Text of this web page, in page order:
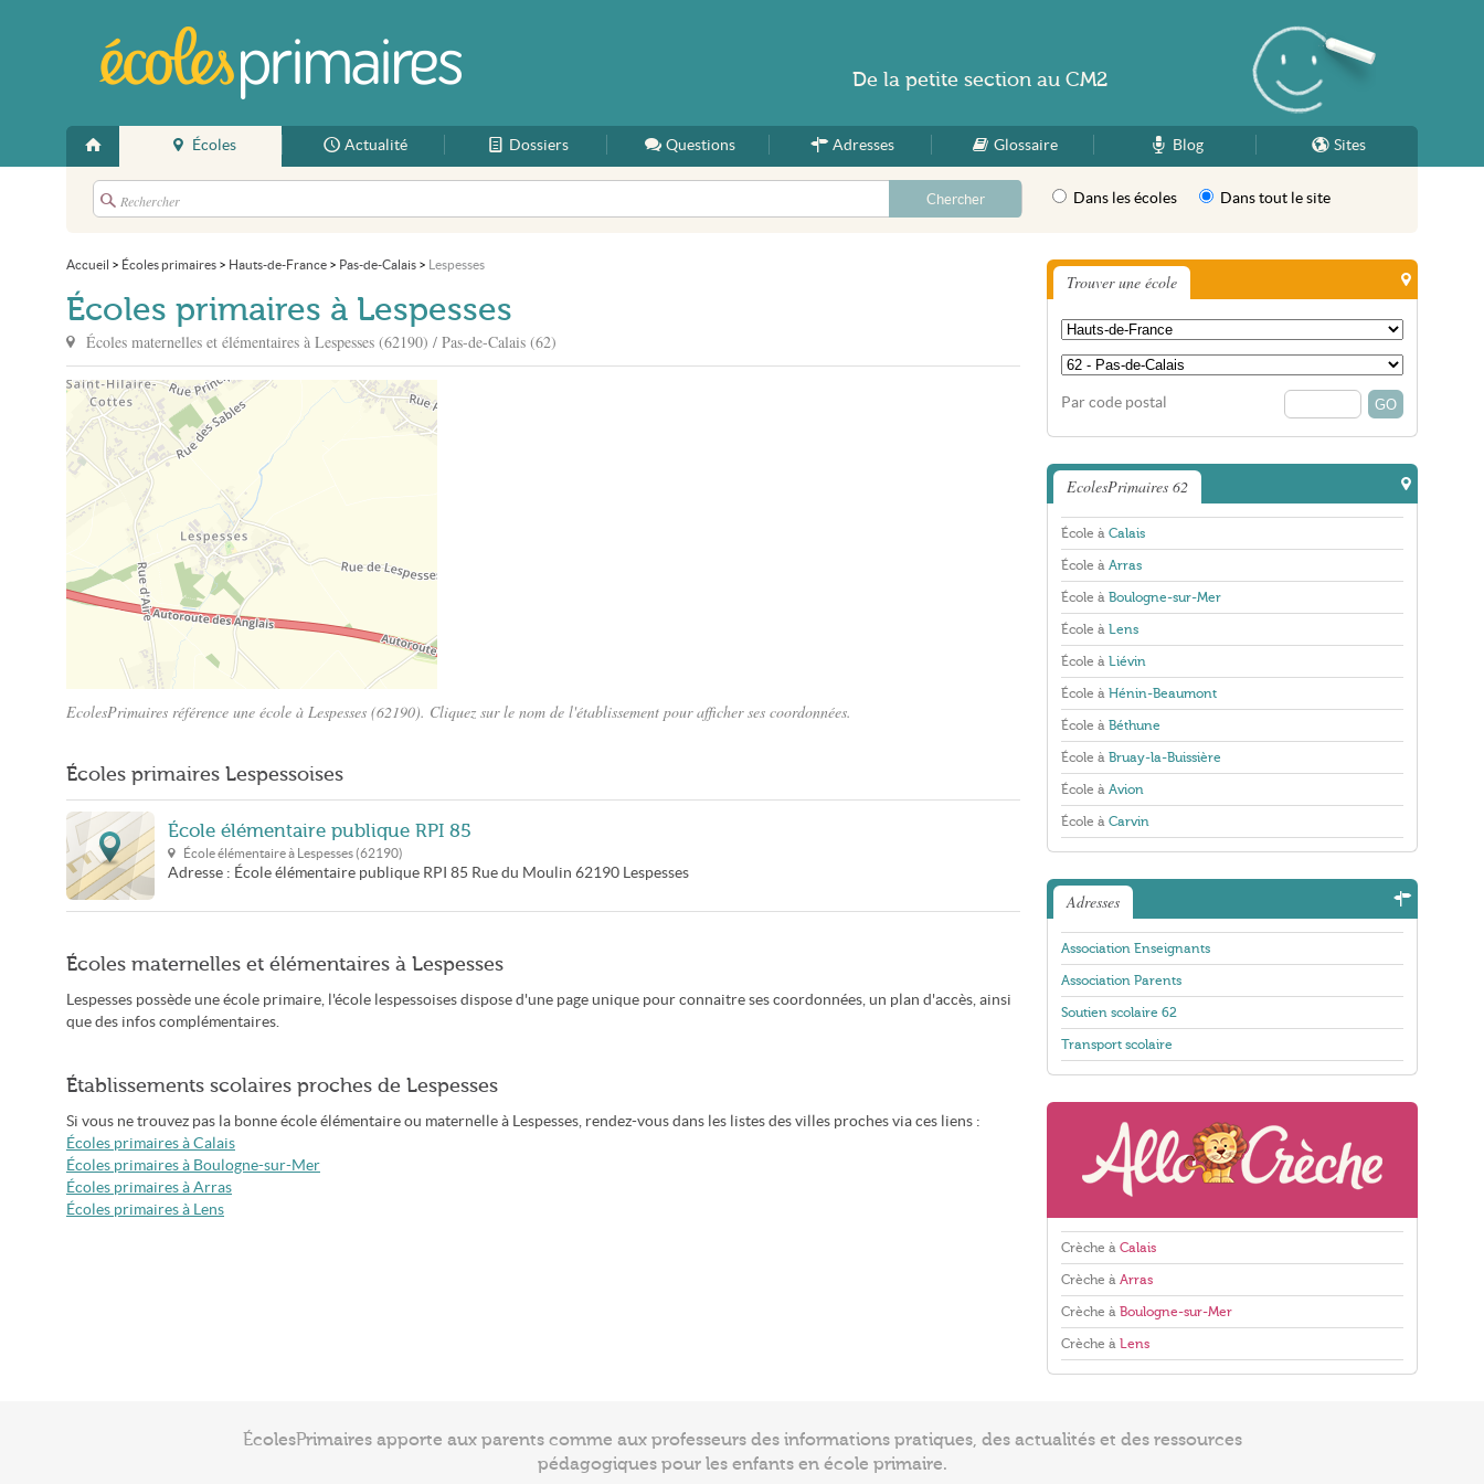
Accueil
Écoles Actualité Dossiers Questions Adresses Glossaire Blog Sites
Dans les écoles Dans tout le site
Accueil > Écoles primaires > Hauts-de-France > Pas-de-Calais > Lespesses
Écoles primaires à Lespesses
Écoles maternelles et élémentaires à Lespesses (62190) / Pas-de-Calais (62)
EcolesPrimaires référence une école à Lespesses (62190). Cliquez sur le nom de l'établissement pour afficher ses coordonnées.
Écoles primaires Lespessoises
École élémentaire publique RPI 85
École élémentaire à Lespesses (62190)
Adresse : École élémentaire publique RPI 85 Rue du Moulin 62190 Lespesses
Écoles maternelles et élémentaires à Lespesses
Lespesses possède une école primaire, l'école lespessoises dispose d'une page unique pour connaitre ses coordonnées, un plan d'accès, ainsi
que des infos complémentaires.
Établissements scolaires proches de Lespesses
Si vous ne trouvez pas la bonne école élémentaire ou maternelle à Lespesses, rendez-vous dans les listes des villes proches via ces liens :
Écoles primaires à Calais
Écoles primaires à Boulogne-sur-Mer
Écoles primaires à Arras
Écoles primaires à Lens
Trouver une école
Par code postal
EcolesPrimaires 62
École à Calais
École à Arras
École à Boulogne-sur-Mer
École à Lens
École à Liévin
École à Hénin-Beaumont
École à Béthune
École à Bruay-la-Buissière
École à Avion
École à Carvin
Adresses
Association Enseignants
Association Parents
Soutien scolaire 62
Transport scolaire
Crèche à Calais
Crèche à Arras
Crèche à Boulogne-sur-Mer
Crèche à Lens
De la petite section au CM2
ÉcolesPrimaires apporte aux parents comme aux professeurs des informations pratiques, des actualités et des ressources
pédagogiques pour les enfants en école primaire.